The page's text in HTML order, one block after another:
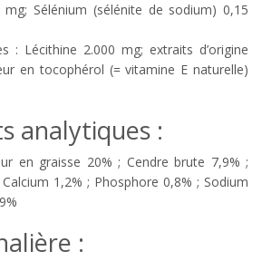
Sélénium (sélénite de sodium) 0,15
: Lécithine 2.000 mg; extraits d’origine
en tocophérol (= vitamine E naturelle)
analytiques :
en graisse 20% ; Cendre brute 7,9% ;
1,2% ; Phosphore 0,8% ; Sodium
: